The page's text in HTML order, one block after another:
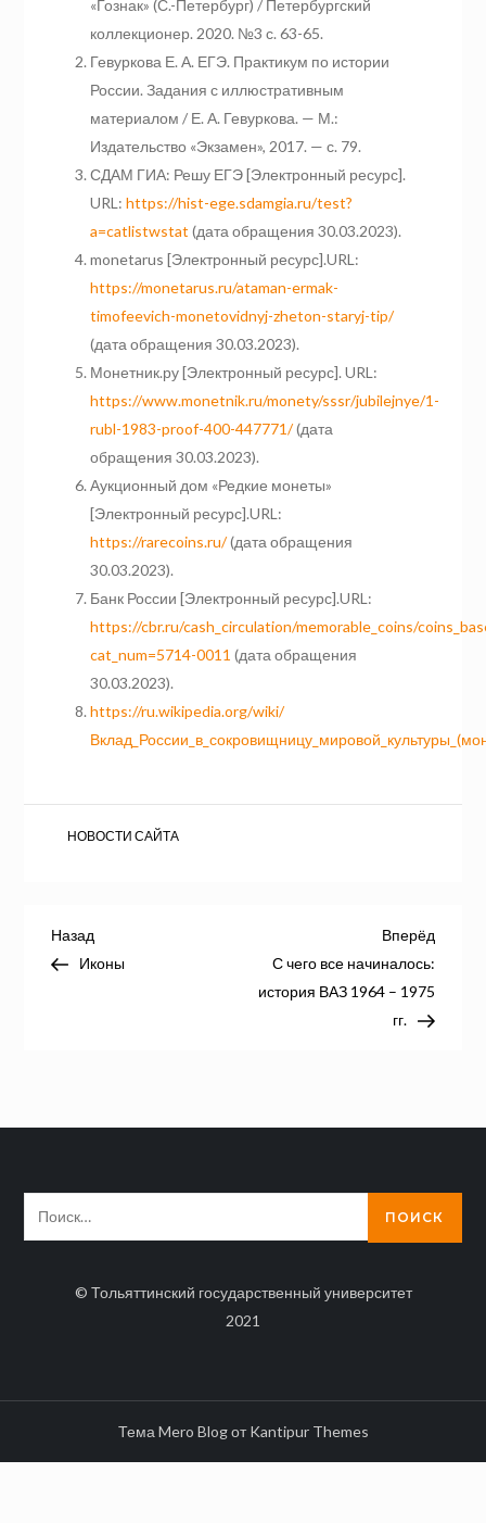
«Гознак» (С.-Петербург) / Петербургский
коллекционер. 2020. №3 с. 63-65.
Гевуркова Е. А. ЕГЭ. Практикум по истории
России. Задания с иллюстративным
материалом / Е. А. Гевуркова. — М.:
Издательство «Экзамен», 2017. — с. 79.
СДАМ ГИА: Решу ЕГЭ [Электронный ресурс].
URL:https://hist-ege.sdamgia.ru/test?
a=catlistwstat(дата обращения 30.03.2023).
monetarus [Электронный ресурс].URL:
https://monetarus.ru/ataman-ermak-
timofeevich-monetovidnyj-zheton-staryj-tip/
(дата обращения 30.03.2023).
Монетник.ру [Электронный ресурс]. URL:
https://www.monetnik.ru/monety/sssr/jubilejnye/1-
rubl-1983-proof-400-447771/(дата
обращения 30.03.2023).
Аукционный дом «Редкие монеты»
[Электронный ресурс].URL:
https://rarecoins.ru/(дата обращения
30.03.2023).
Банк России [Электронный ресурс].URL:
https://cbr.ru/cash_circulation/memorable_coins/
cat_num=5714-0011 (дата обращения
30.03.2023).
https://ru.wikipedia.org/wiki/
НОВОСТИ САЙТА
Навигация
Предыдущая
запись
Назад
Иконы
запись
Вперёд
С чего все начиналось:
история ВАЗ 1964 – 1975
гг.
© Тольяттинский государственный университет
2021
Тема Mero Blog отKantipur Themes